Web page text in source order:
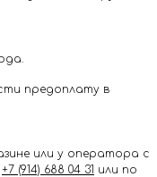
предоплату в
или у оператора с
+7 (914) 688 04 31 или по